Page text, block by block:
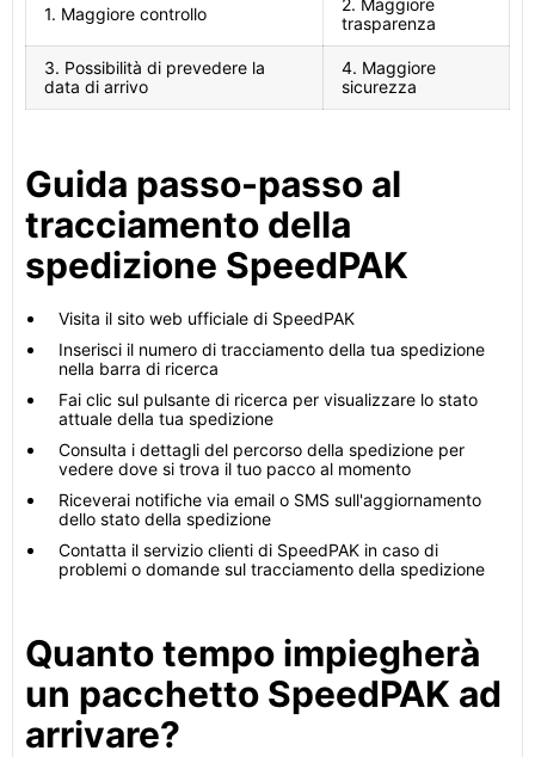
1. Maggiore controllo
2. Maggiore
trasparenza
3. Possibilità di prevedere la
data di arrivo
4. Maggiore
sicurezza
Guida passo-passo al
tracciamento della
spedizione SpeedPAK
Visita il sito web ufficiale di SpeedPAK
Inserisci il numero di tracciamento della tua spedizione
nella barra di ricerca
Fai clic sul pulsante di ricerca per visualizzare lo stato
attuale della tua spedizione
Consulta i dettagli del percorso della spedizione per
vedere dove si trova il tuo pacco al momento
Riceverai notifiche via email o SMS sull'aggiornamento
dello stato della spedizione
Contatta il servizio clienti di SpeedPAK in caso di
problemi o domande sul tracciamento della spedizione
Quanto tempo impiegherà
un pacchetto SpeedPAK ad
arrivare?